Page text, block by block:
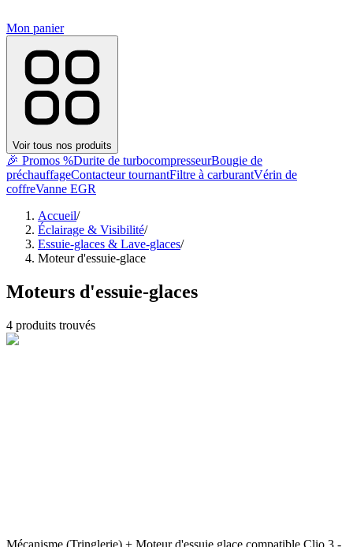
Mon panier
Voir tous nos produits
🎉 Promos %Durite de turbocompresseurBougie de
préchauffageContacteur tournantFiltre à carburantVérin de
coffreVanne EGR
Accueil/
Éclairage & Visibilité/
Essuie-glaces & Lave-glaces/
Moteur d'essuie-glace
Moteurs d'essuie-glaces
4 produits trouvés
Mécanisme (Tringlerie) + Moteur d'essuie glace compatible Clio 3 -